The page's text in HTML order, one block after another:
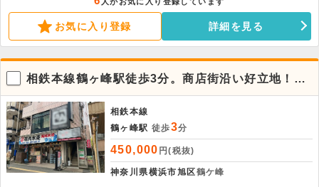
中町通りに面した人通りのある好立地で、カウンターとテーブル計28
席が確保されています。本格的な厨房設備が整った魅力的な環境で、新
しい挑戦を検討される方に適した物件です。
お気に入り登録 詳細を見る
相鉄本線鶴ヶ峰駅徒歩3分。商店街沿い好立地！重
飲食可。
相鉄本線
鶴ヶ峰駅 徒歩3分
450,000 円(税抜)
神奈川県横浜市旭区鶴ケ峰